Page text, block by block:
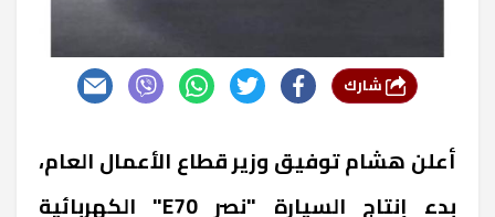
أعلن هشام توفيق وزير قطاع الأعمال العام،
بدء إنتاج السيارة "نصر E70" الكهربائية